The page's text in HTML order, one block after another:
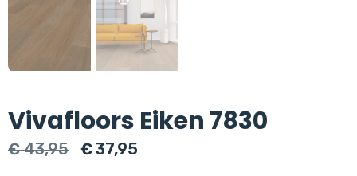
Vivafloors Eiken 7830
€43,95
Oorspronkelijke
€37,95